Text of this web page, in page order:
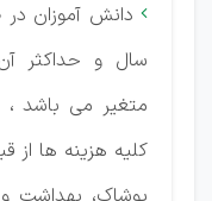
 دانش آموزان
سال و حداکثر
متغیر می باشد
کلیه هزینه ها از